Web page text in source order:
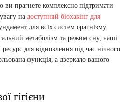
ви прагнете комплексно підтримати
на доступний біохакінг для
для всіх систем орагнізму.
метаболізм та режим сну, наші
для відновлення під час нічного
функція, а дзеркало вашого
гігієни